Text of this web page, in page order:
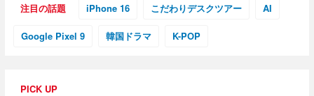
注目の話題 iPhone 16 こだわりデスクツアー AI
Google Pixel 9 韓国ドラマ K-POP
PICK UP